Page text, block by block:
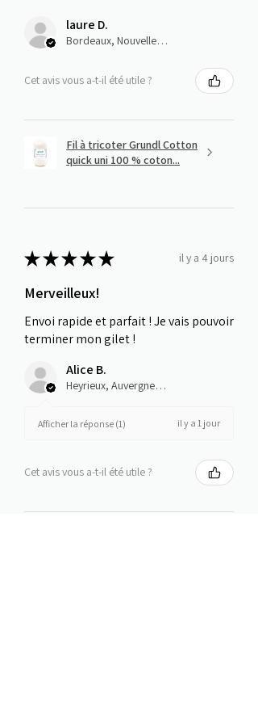
laure D.
Bordeaux, Nouvelle-Aquitaine
Cet avis vous a-t-il été utile ?
Fil à tricoter Grundl Cotton
quick uni 100 % coton...
★★★★★ il y a 4 jours
Merveilleux!
Envoi rapide et parfait ! Je vais pouvoir
terminer mon gilet !
Alice B.
Heyrieux, Auvergne-Rhône-Alpes
Afficher la réponse (1) il y a 1 jour
Cet avis vous a-t-il été utile ?